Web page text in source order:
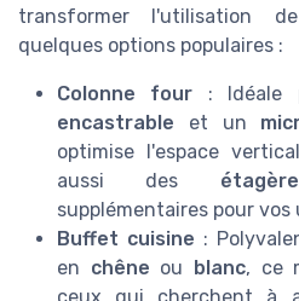
transformer l'utilisation
quelques options populaires :
Colonne four : Idéale
encastrable et un
optimise l'espace
aussi des
supplémentaires pour vos
Buffet cuisine :
en chêne ou blanc, ce